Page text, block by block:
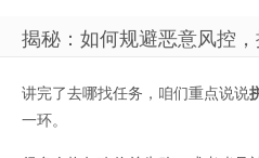
揭秘：如何规避恶意风控
讲完了去哪找任务，咱们重点说说
一环。